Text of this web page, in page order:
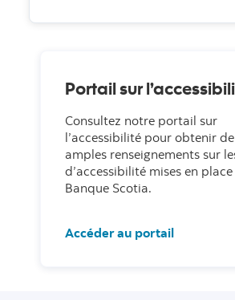
Portail sur
Consultez notre portail sur
l’accessibilité pour obtenir
amples renseignements sur
d’accessibilité mises en
Banque Scotia.
Accéder au portail